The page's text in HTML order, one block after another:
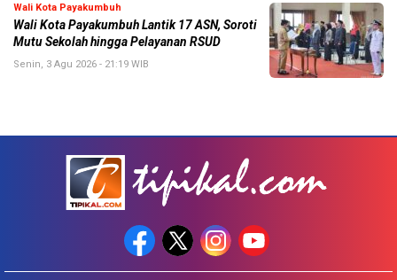
Wali Kota Payakumbuh
Wali Kota Payakumbuh Lantik 17 ASN, Soroti
Mutu Sekolah hingga Pelayanan RSUD
Senin, 3 Agu 2026 - 21:19 WIB